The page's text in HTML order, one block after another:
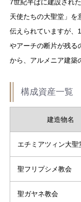
7世紀半ばに建設され
天使たちの大聖堂」を
伝えられていますが、
やアーチの断片が残る
から、アルメニア建築
構成資産一覧
建造物名
エチミアツィン大聖
聖フリプシメ教会
聖ガヤネ教会